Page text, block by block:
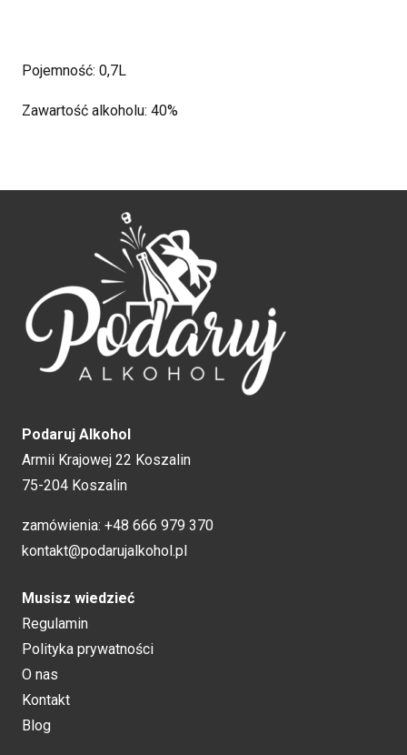
Pojemność: 0,7L
Zawartość alkoholu: 40%
Podaruj Alkohol
Armii Krajowej 22 Koszalin
75-204 Koszalin
zamówienia: +48 666 979 370
kontakt@podarujalkohol.pl
Musisz wiedzieć
Regulamin
Polityka prywatności
O nas
Kontakt
Blog